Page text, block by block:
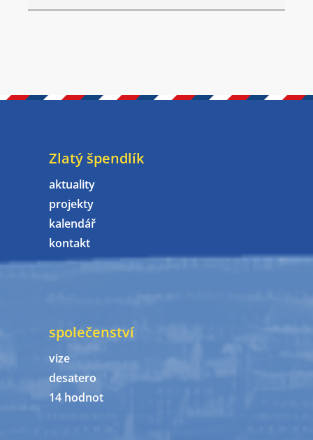
Zlatý špendlík
aktuality
projekty
kalendář
kontakt
společenství
vize
desatero
14 hodnot